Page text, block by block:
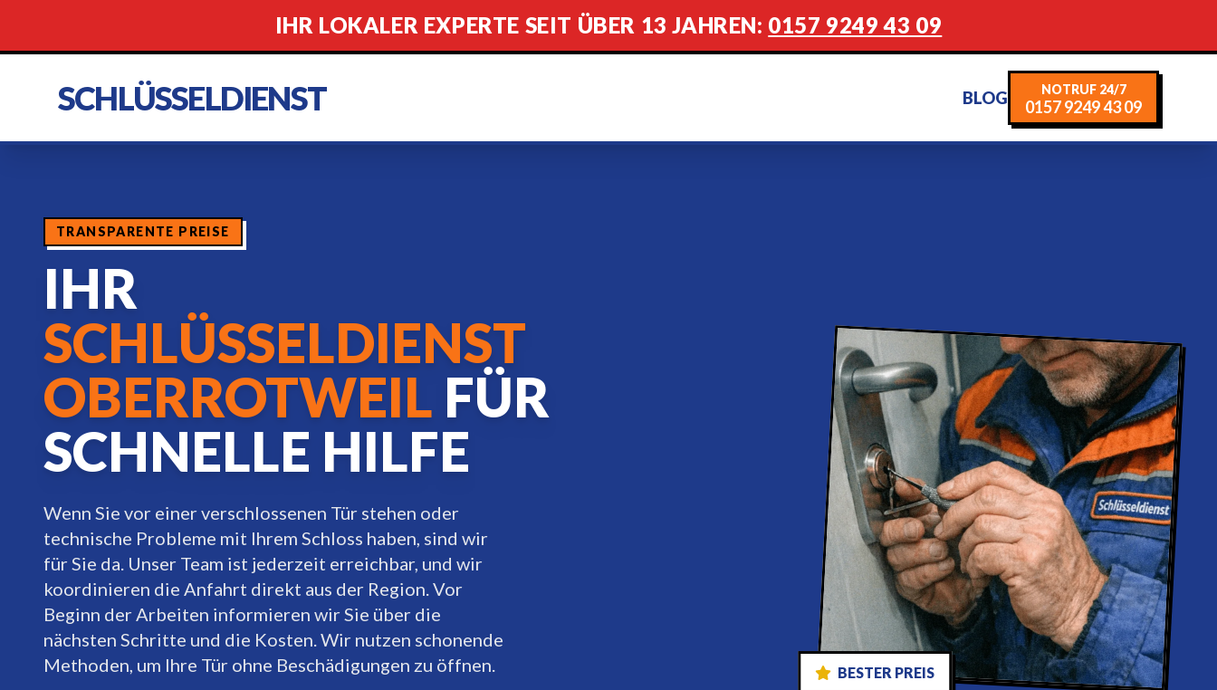
IHR LOKALER EXPERTE SEIT ÜBER 13 JAHREN: 0157 9249 43 09
SCHLÜSSELDIENST BLOG NOTRUF 24/7
0157 9249 43 09
TRANSPARENTE PREISE
IHR
SCHLÜSSELDIENST
OBERROTWEIL FÜR
SCHNELLE HILFE
Wenn Sie vor einer verschlossenen Tür stehen oder
technische Probleme mit Ihrem Schloss haben, sind wir
für Sie da. Unser Team ist jederzeit erreichbar, und wir
koordinieren die Anfahrt direkt aus der Region. Vor
Beginn der Arbeiten informieren wir Sie über die
nächsten Schritte und die Kosten. Wir nutzen schonende
Methoden, um Ihre Tür ohne Beschädigungen zu öffnen.
BESTER PREIS